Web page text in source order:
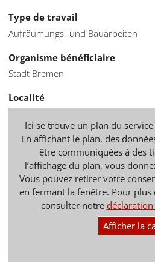
Type de travail
Aufräumungs- und Bauarbeiten
Organisme bénéficiaire
Stadt Bremen
Localité
Ici se trouve un plan du
En affichant le plan, des
être communiquées à des
l’affichage du plan, vous
Vous pouvez retirer votre
en fermant la fenêtre. Pour
consulter notre
Afficher la